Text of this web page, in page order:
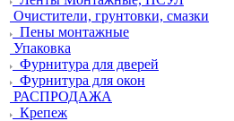
Очистители, грунтовки, смазки
Пены монтажные
Упаковка
Фурнитура для дверей
Фурнитура для окон
РАСПРОДАЖА
Крепеж